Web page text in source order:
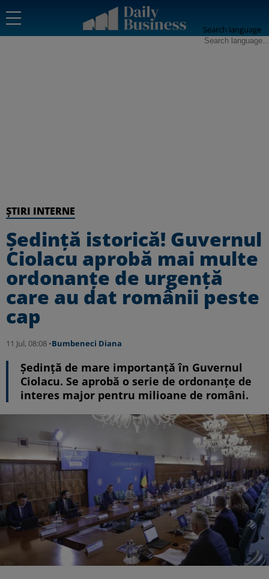
Search language
ȘTIRI INTERNE
Ședință istorică! Guvernul
Ciolacu aprobă mai multe
ordonanțe de urgență
care au dat românii peste
cap
11 Jul, 08:08 •Bumbeneci Diana
Ședință de mare importanță în Guvernul
Ciolacu. Se aprobă o serie de ordonanțe de
interes major pentru milioane de români.